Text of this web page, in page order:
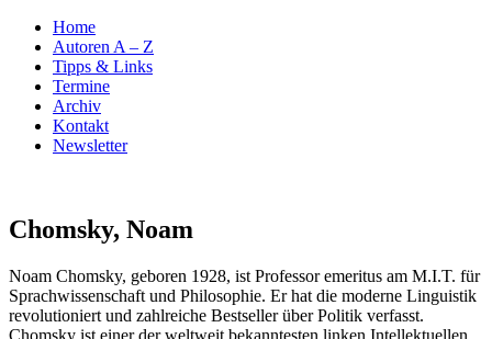
Home
Autoren A – Z
Tipps & Links
Termine
Archiv
Kontakt
Newsletter
Chomsky, Noam
Noam Chomsky, geboren 1928, ist Professor emeritus am M.I.T. für
Sprachwissenschaft und Philosophie. Er hat die moderne Linguistik
revolutioniert und zahlreiche Bestseller über Politik verfasst.
Chomsky ist einer der weltweit bekanntesten linken Intellektuellen